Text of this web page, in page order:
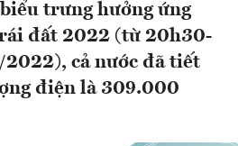
trưng hưởng ứng
đất 2022 (từ 20h30-
cả nước đã tiết
điện là 309.000